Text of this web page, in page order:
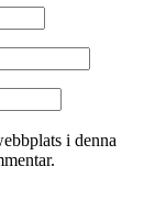
i denna